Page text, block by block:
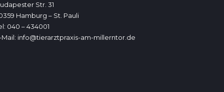
Str. 31
Hamburg – St. Pauli
040 – 434001
Mail: info@tierarztpraxis-am-millerntor.de